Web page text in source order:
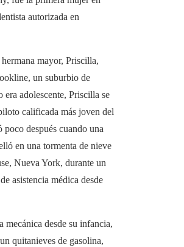
autorizada en
mayor, Priscilla,
un suburbio de
era adolescente, Priscilla se
calificada más joven del
poco después cuando una
en una tormenta de nieve
Nueva York, durante un
asistencia médica desde
mecánica desde su infancia,
quitanieves de gasolina,